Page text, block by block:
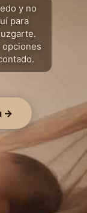
y no
para
opciones
→